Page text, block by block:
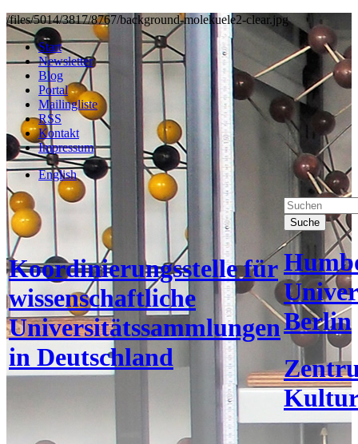
/files/5014/3817/8767/background-molekuele2-clear.jpg
Start
Newsletter
Blog
Portal
Mailingliste
RSS
Kontakt
Impressum
English
Koordinierungsstelle für
wissenschaftliche
Universitätssammlungen
in Deutschland
Suche
Berlin